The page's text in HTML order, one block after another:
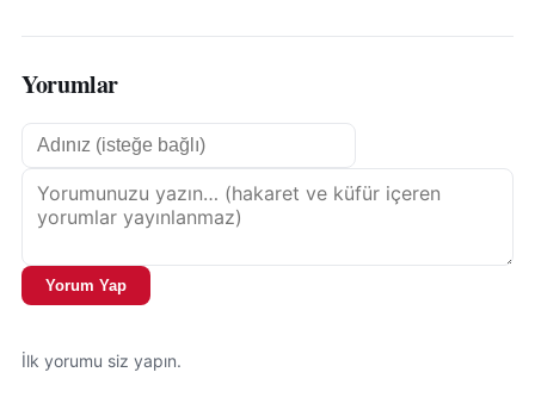
Yorumlar
Yorum Yap
İlk yorumu siz yapın.